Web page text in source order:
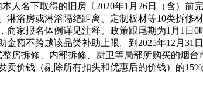
人名下取得的旧房〔2020年1月26日（含）
浴房或淋浴隔绝距离、定制板材等10类拆修
家报名体例详见注释。政策跟尾期为1月1日
额不跨越该品类补助上限。到2025年12月
房拆修、内部拆修、厨卫等局部所购买的烟
价钱（剔除所有扣头和优惠后的价钱）的15%